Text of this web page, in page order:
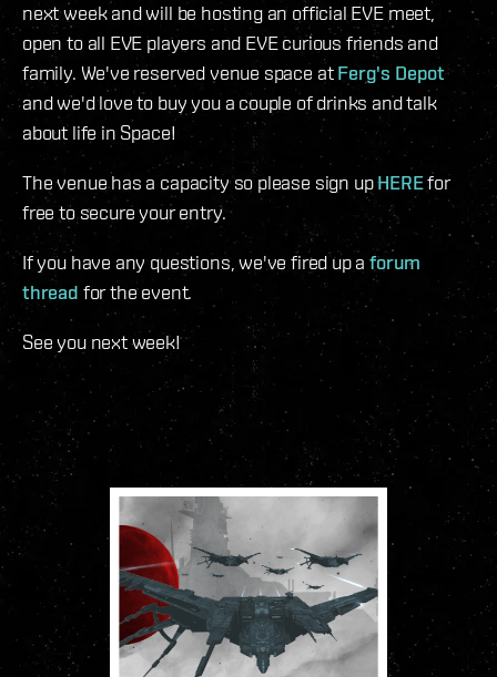
next week and will be hosting an official EVE meet,
open to all EVE players and EVE curious friends and
family. We've reserved venue space atFerg's Depot
and we'd love to buy you a couple of drinks and talk
about life in Space!
The venue has a capacity so please sign upHEREfor
free to secure your entry.
If you have any questions, we've fired up aforum
thread for the event.
See you next week!